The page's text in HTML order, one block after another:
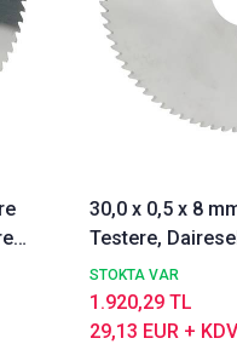
30,0 x 0,5 x 8
Testere,
DIN1837 A, İnce
STOKTA VAR
29,13 EUR + KDV
1.920,29 TL